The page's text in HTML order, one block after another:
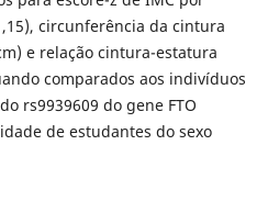
circunferência da cintura
e relação cintura-estatura
comparados aos indivíduos
rs9939609 do gene FTO
de estudantes do sexo